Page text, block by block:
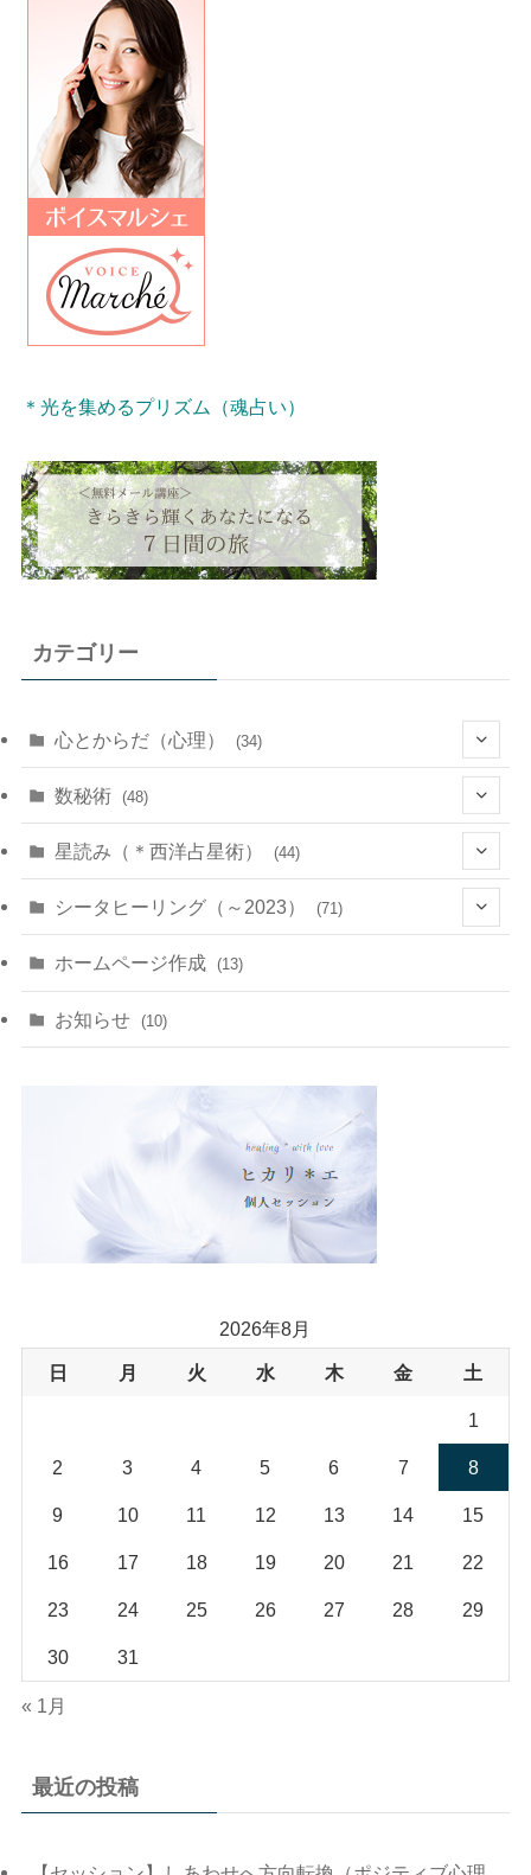
＊光を集めるプリズム（魂占い）
カテゴリー
心とからだ（心理） (34)
(1)
(22)
(7)
(4)
(7)
数秘術 (48)
(11)
(10)
(15)
星読み（＊西洋占星術） (44)
(11)
(8)
シータヒーリング（～2023） (71)
(14)
(18)
ホームページ作成 (13)
お知らせ (10)
2026年8月
日 月 火 水 木 金 土
1
2 3 4 5 6 7 8
9 10 11 12 13 14 15
16 17 18 19 20 21 22
23 24 25 26 27 28 29
30 31
« 1月
最近の投稿